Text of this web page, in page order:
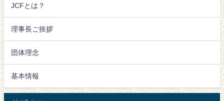
JCFとは？
理事長ご挨拶
団体理念
基本情報